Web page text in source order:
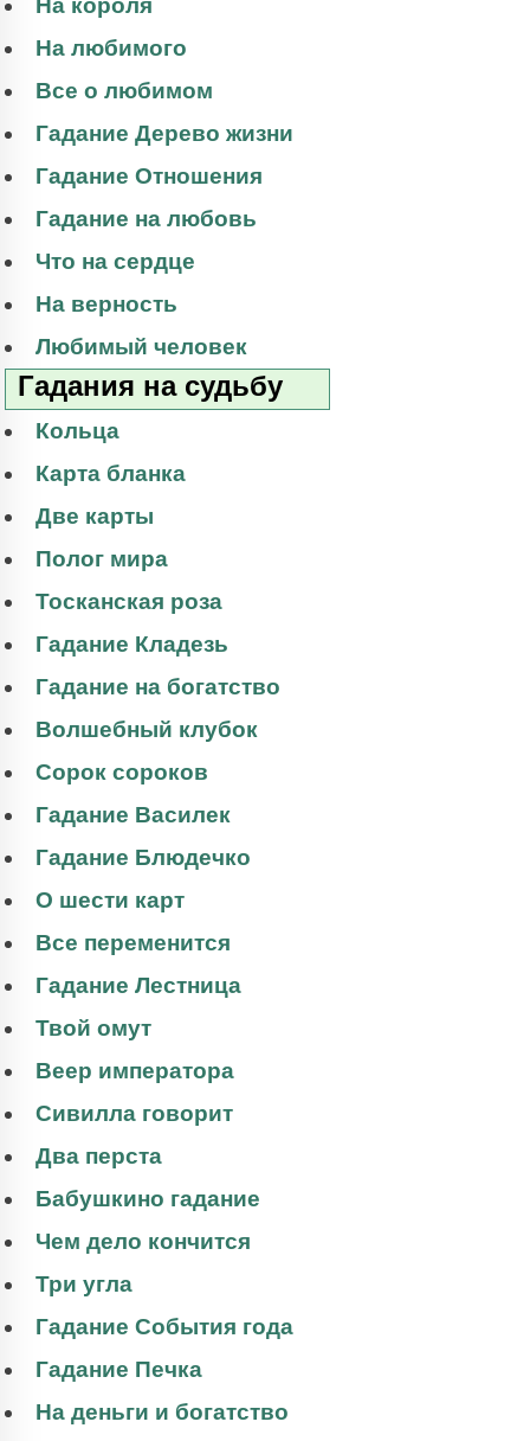
На короля
На любимого
Все о любимом
Гадание Дерево жизни
Гадание Отношения
Гадание на любовь
Что на сердце
На верность
Любимый человек
Гадания на судьбу
Кольца
Карта бланка
Две карты
Полог мира
Тосканская роза
Гадание Кладезь
Гадание на богатство
Волшебный клубок
Сорок сороков
Гадание Василек
Гадание Блюдечко
О шести карт
Все переменится
Гадание Лестница
Твой омут
Веер императора
Сивилла говорит
Два перста
Бабушкино гадание
Чем дело кончится
Три угла
Гадание События года
Гадание Печка
На деньги и богатство